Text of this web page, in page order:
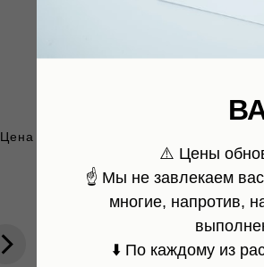
Цена угловой кухни с антресолями до
⚠️ Цены
☝️ Мы не завлекаем вас
многие, напротив,
⬇️ По каждому из